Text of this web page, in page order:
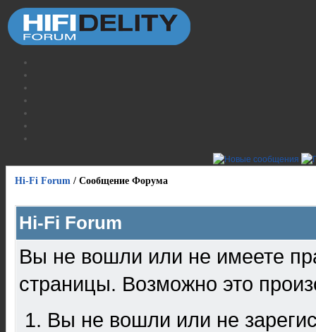
Hi-Fi Forum / Сообщение Форума
Hi-Fi Forum
Вы не вошли или не имеете
страницы. Возможно это
Вы не вошли или не